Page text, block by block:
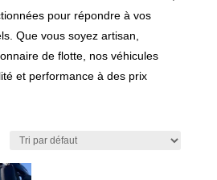
pour répondre à vos
Que vous soyez artisan,
de flotte, nos véhicules
et performance à des prix